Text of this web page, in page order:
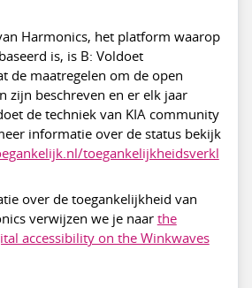
Harmonics, het platform waarop
is, is B: Voldoet
de maatregelen om de open
zijn beschreven en er elk jaar
de techniek van KIA community
informatie over de status bekijk
toegankelijkheidsverkl
over de toegankelijkheid van
verwijzen we je naar the
accessibility on the Winkwaves